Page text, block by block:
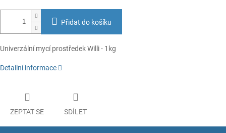
Přidat do košíku
Univerzální mycí prostředek Willi - 1kg
Detailní informace
ZEPTAT SE SDÍLET